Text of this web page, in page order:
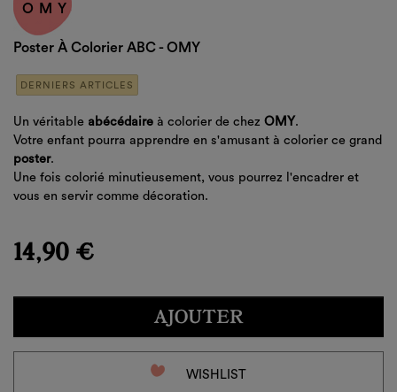
OMY
Poster À Colorier ABC - OMY
DERNIERS ARTICLES
Un véritable abécédaire à colorier de chez OMY.
Votre enfant pourra apprendre en s'amusant à colorier ce grand
poster.
Une fois colorié minutieusement, vous pourrez l'encadrer et
vous en servir comme décoration.
14,90 €
AJOUTER
favorite_border WISHLIST